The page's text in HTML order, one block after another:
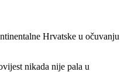
Hrvatske u očuvanju
nikada nije pala u